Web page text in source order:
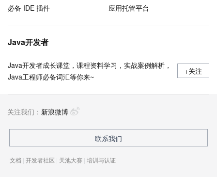
必备 IDE 插件
应用托管平台
Java开发者
Java开发者成长课堂，课程资料学习，实战案例解析，
Java工程师必备词汇等你来~
+关注
关注我们： 新浪微博
联系我们
文档 | 开发者社区 | 天池大赛 | 培训与认证